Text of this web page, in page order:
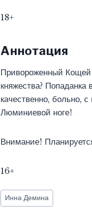
18+
Аннотация
Привороженный Кощей
княжества?
качественно, больно,
Люминиевой ноге!
Внимание!
16+
Метки
записи:
Инна Демина